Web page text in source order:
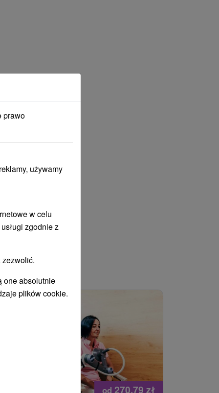
od 270,79 zł
prawo
używamy
w celu
zgodnie z
one absolutnie
plików cookie.